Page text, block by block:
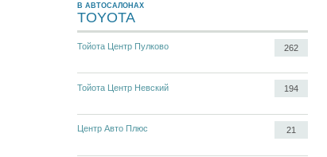
В АВТОСАЛОНАХ
TOYOTA
Тойота Центр Пулково 262
Тойота Центр Невский 194
Центр Авто Плюс 21